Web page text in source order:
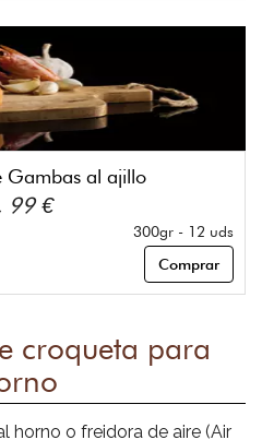
Gambas al ajillo
99 €
300gr - 12 uds
Comprar
croqueta para
horno o freidora de aire (Air